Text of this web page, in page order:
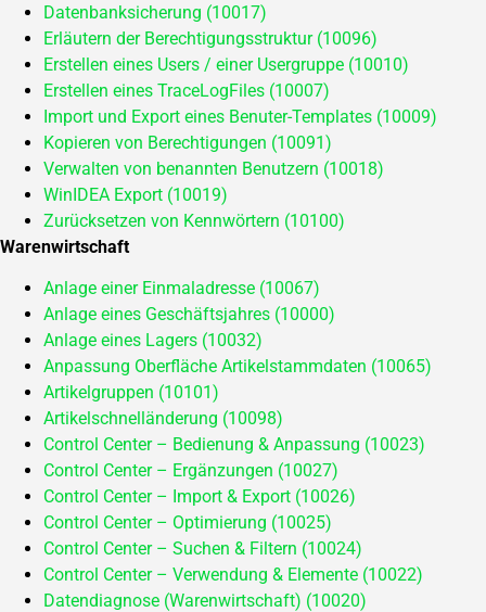
Datenbanksicherung (10017)
Erläutern der Berechtigungsstruktur (10096)
Erstellen eines Users / einer Usergruppe (10010)
Erstellen eines TraceLogFiles (10007)
Import und Export eines Benuter-Templates (10009)
Kopieren von Berechtigungen (10091)
Verwalten von benannten Benutzern (10018)
WinIDEA Export (10019)
Zurücksetzen von Kennwörtern (10100)
Warenwirtschaft
Anlage einer Einmaladresse (10067)
Anlage eines Geschäftsjahres (10000)
Anlage eines Lagers (10032)
Anpassung Oberfläche Artikelstammdaten (10065)
Artikelgruppen (10101)
Artikelschnelländerung (10098)
Control Center – Bedienung & Anpassung (10023)
Control Center – Ergänzungen (10027)
Control Center – Import & Export (10026)
Control Center – Optimierung (10025)
Control Center – Suchen & Filtern (10024)
Control Center – Verwendung & Elemente (10022)
Datendiagnose (Warenwirtschaft) (10020)